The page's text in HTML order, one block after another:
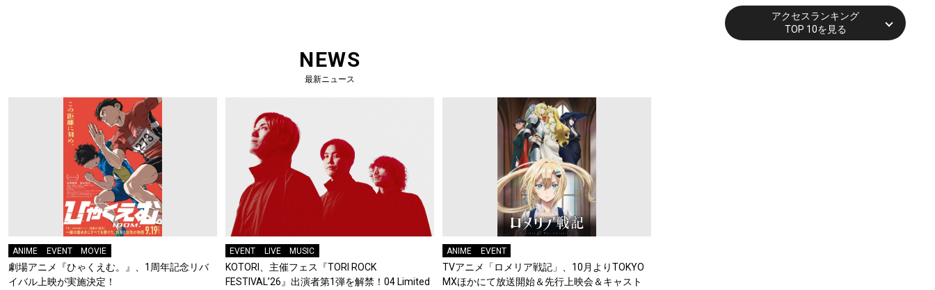
NEWS
最新ニュース
ANIME EVENT MOVIE
劇場アニメ『ひゃくえむ。』、1周年記念リバ
イバル上映が実施決定！
EVENT LIVE MUSIC
KOTORI、主催フェス『TORI ROCK
FESTIVAL’26』出演者第1弾を解禁！04 Limited
ANIME EVENT
TVアニメ「ロメリア戦記」、10月よりTOKYO
MXほかにて放送開始＆先行上映会＆キャスト
トが到着！9月に東京・大阪で
先行上映会を開催！
アクセスランキング
TOP 10を見る